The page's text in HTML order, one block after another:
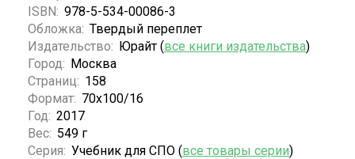
ISBN: 978-5-534-00086-3
Обложка: Твердый переплет
Издательство: Юрайт (все книги издательства)
Город: Москва
Страниц: 158
Формат: 70х100/16
Год: 2017
Вес: 549 г
Серия: Учебник для СПО (все товары серии)